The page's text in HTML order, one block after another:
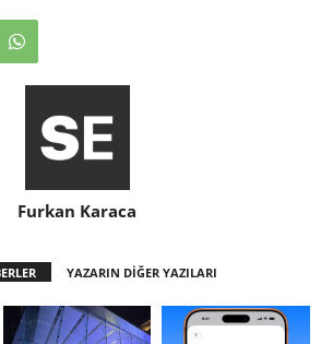
Furkan Karaca
YAZARIN DİĞER YAZILARI